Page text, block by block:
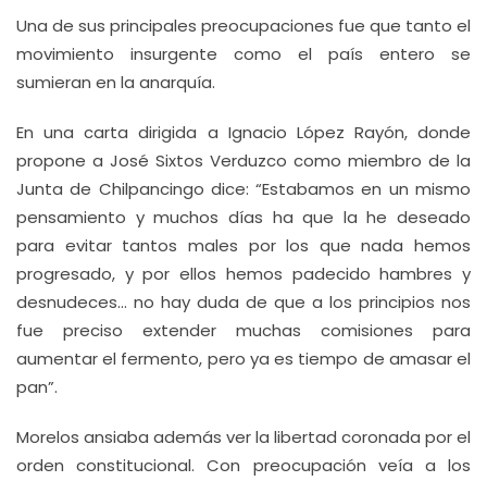
Una de sus principales preocupaciones fue que tanto el
movimiento insurgente como el país entero se
sumieran en la anarquía.
En una carta dirigida a Ignacio López Rayón, donde
propone a José Sixtos Verduzco como miembro de la
Junta de Chilpancingo dice: “Estabamos en un mismo
pensamiento y muchos días ha que la he deseado
para evitar tantos males por los que nada hemos
progresado, y por ellos hemos padecido hambres y
desnudeces… no hay duda de que a los principios nos
fue preciso extender muchas comisiones para
aumentar el fermento, pero ya es tiempo de amasar el
pan”.
Morelos ansiaba además ver la libertad coronada por el
orden constitucional. Con preocupación veía a los